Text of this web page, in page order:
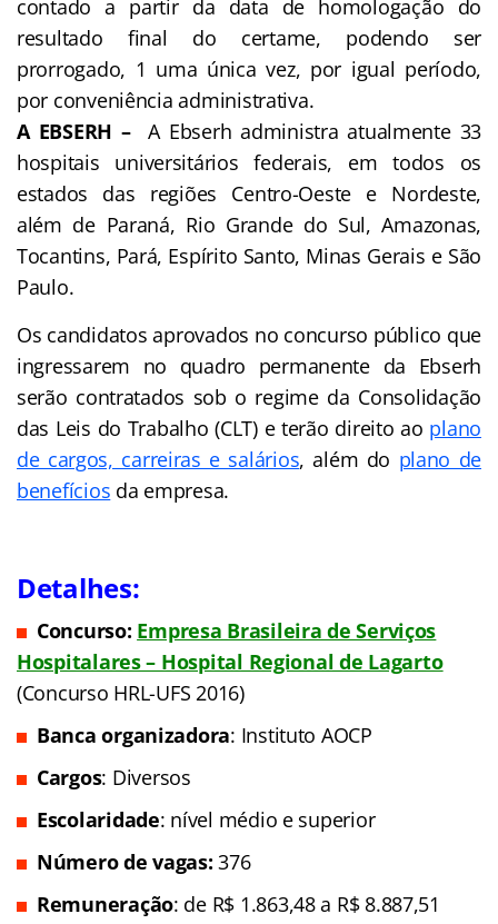
contado a partir da data de homologação do
resultado final do certame, podendo ser
prorrogado, 1 uma única vez, por igual período,
por conveniência administrativa.
A EBSERH –A Ebserh administra atualmente 33
hospitais universitários federais, em todos os
estados das regiões Centro-Oeste e Nordeste,
além de Paraná, Rio Grande do Sul, Amazonas,
Tocantins, Pará, Espírito Santo, Minas Gerais e São
Paulo.
Os candidatos aprovados no concurso público que
ingressarem no quadro permanente da Ebserh
serão contratados sob o regime da Consolidação
das Leis do Trabalho (CLT) e terão direito ao plano
de cargos, carreiras e salários, além do plano de
benefícios da empresa.
Detalhes:
Concurso: Empresa Brasileira de Serviços
Hospitalares – Hospital Regional de Lagarto
(Concurso HRL-UFS 2016)
Banca organizadora: Instituto AOCP
Cargos: Diversos
Escolaridade: nível médio e superior
Número de vagas:376
Remuneração: de R$ 1.863,48 a R$ 8.887,51